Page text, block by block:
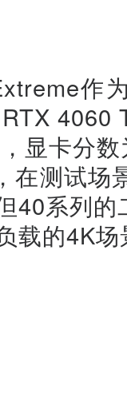
作
4060
显卡分
在测试场
40系列
载的4K